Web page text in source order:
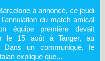
a annoncé, ce jeudi
du match amical
équipe première devait
le 15 août à Tanger, au
Dans un communiqué, le
explique que...